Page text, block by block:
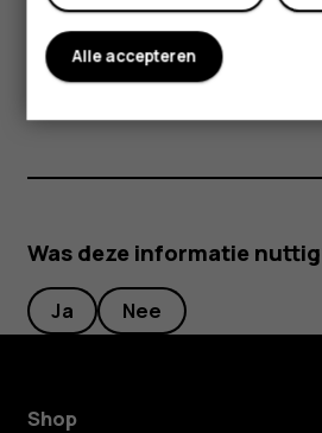
Met Google Play krijgt u toegang
boeken.
Tik opMuziek,FilmsofBoeken
Was deze informatie
Ja Nee
Shop
Alle accepteren